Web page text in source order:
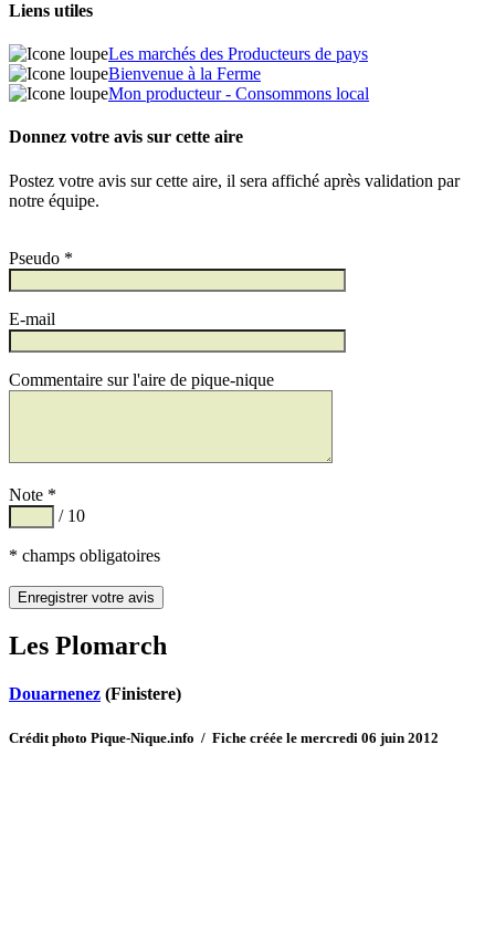
Liens utiles
Les marchés des Producteurs de pays
Bienvenue à la Ferme
Mon producteur - Consommons local
Donnez votre avis sur cette aire
Postez votre avis sur cette aire, il sera affiché après validation par
notre équipe.
Pseudo *
E-mail
Commentaire sur l'aire de pique-nique
Note *
/ 10
* champs obligatoires
Les Plomarch
Douarnenez (Finistere)
Crédit photo Pique-Nique.info / Fiche créée le mercredi 06 juin 2012